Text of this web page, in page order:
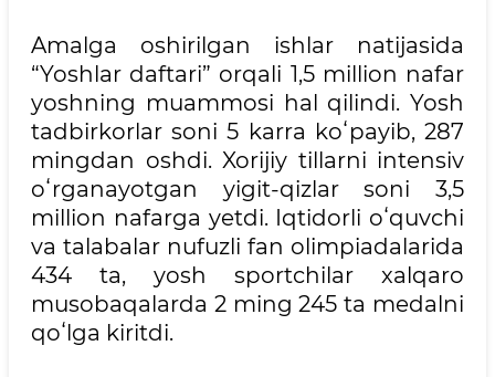
Amalga oshirilgan ishlar natijasida
“Yoshlar daftari” orqali 1,5 million nafar
yoshning muammosi hal qilindi. Yosh
tadbirkorlar soni 5 karra koʻpayib, 287
mingdan oshdi. Xorijiy tillarni intensiv
oʻrganayotgan yigit-qizlar soni 3,5
million nafarga yetdi. Iqtidorli oʻquvchi
va talabalar nufuzli fan olimpiadalarida
434 ta, yosh sportchilar xalqaro
musobaqalarda 2 ming 245 ta medalni
qoʻlga kiritdi.